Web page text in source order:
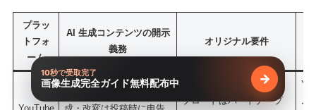
プラッ
トフォ
ーム
AI 生成コンテンツの開示
義務
オリジナル要件
視聴者が誤解しうる合
既存動画の流用や再アッ
プロードはパートナープ
ム
10秒で受取完了
画像生成完全ガイド無料配布中 無料で受け
→